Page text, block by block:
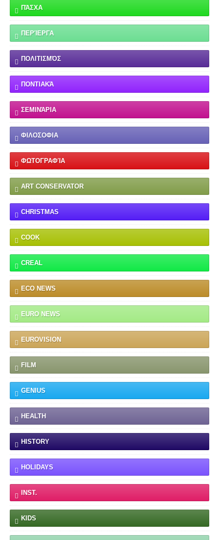
ΠΆΣΧΑ
ΠΕΡΊΕΡΓΑ
ΠΟΛΙΤΙΣΜΌΣ
ΠΟΝΤΙΑΚΆ
ΣΕΜΙΝΆΡΙΑ
ΦΙΛΟΣΟΦΙΑ
ΦΩΤΟΓΡΑΦΊΑ
ART CONSERVATOR
CHRISTMAS
COOK
CREAL
ECO NEWS
EURO NEWS
EUROVISION
FILM
GENIUS
HEALTH
HISTORY
HOLIDAYS
INST.
KIDS